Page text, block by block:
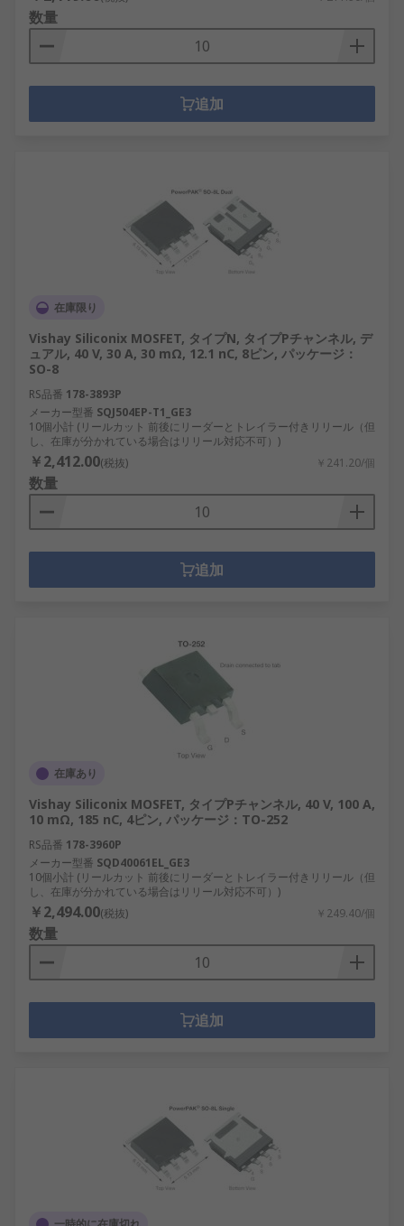
数量
追加
在庫限り
Vishay Siliconix MOSFET, タイプN, タイプPチャンネル, デ
ュアル, 40 V, 30 A, 30 mΩ, 12.1 nC, 8ピン, パッケージ：
SO-8
RS品番 178-3893P
メーカー型番 SQJ504EP-T1_GE3
10個小計 (リールカット 前後にリーダーとトレイラー付きリリール（但
し、在庫が分かれている場合はリリール対応不可）)
￥2,412.00(税抜) ￥241.20/個
数量
追加
在庫あり
Vishay Siliconix MOSFET, タイプPチャンネル, 40 V, 100 A,
10 mΩ, 185 nC, 4ピン, パッケージ：TO-252
RS品番 178-3960P
メーカー型番 SQD40061EL_GE3
10個小計 (リールカット 前後にリーダーとトレイラー付きリリール（但
し、在庫が分かれている場合はリリール対応不可）)
￥2,494.00(税抜) ￥249.40/個
数量
追加